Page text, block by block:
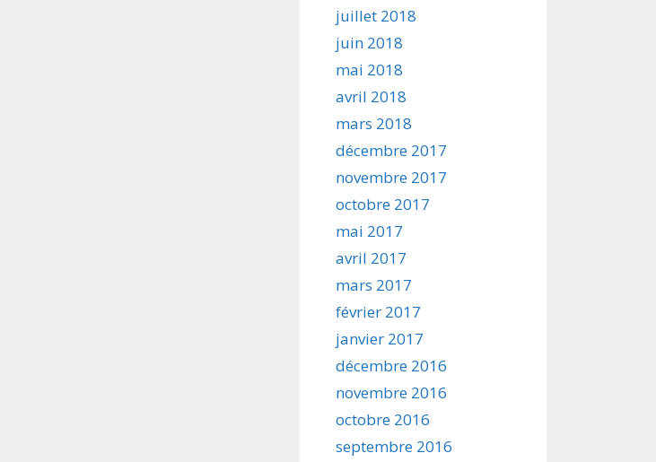
juillet 2018
juin 2018
mai 2018
avril 2018
mars 2018
décembre 2017
novembre 2017
octobre 2017
mai 2017
avril 2017
mars 2017
février 2017
janvier 2017
décembre 2016
novembre 2016
octobre 2016
septembre 2016